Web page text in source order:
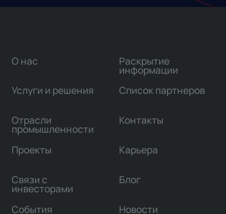
О нас
Услуги и решения
Отрасли
промышленности
Проекты
Связи с
инвесторами
Раскрытие
информации
Список партнеров
Контакты
Карьера
Блог
События Новости